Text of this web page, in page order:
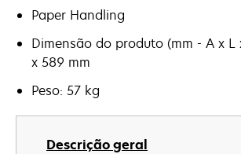
Paper Handling
Dimensão do produto (mm - A x L
x 589 mm
Peso: 57 kg
Descrição geral